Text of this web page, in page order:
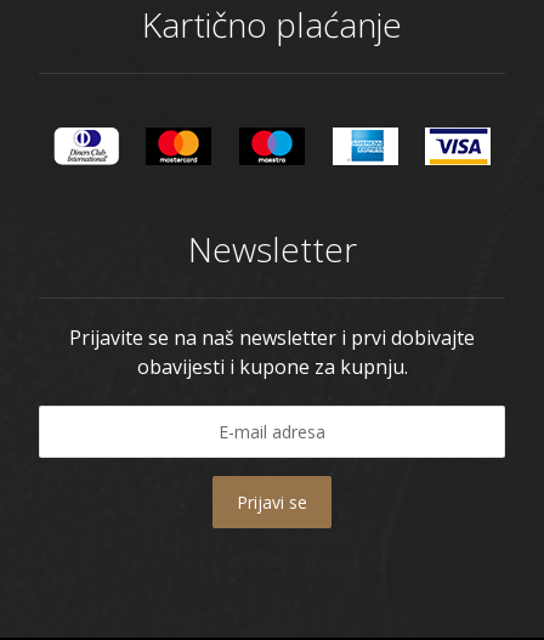
Kartično plaćanje
Newsletter
Prijavite se na naš newsletter i prvi dobivajte
obavijesti i kupone za kupnju.
Prijavi se